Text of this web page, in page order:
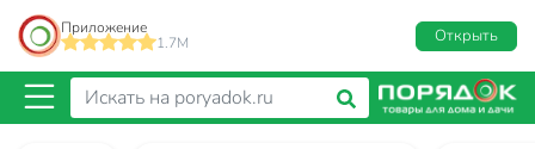
Приложение
1.7M
Открыть